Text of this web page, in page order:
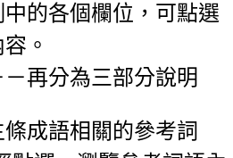
的各個欄位，可點選
。
再分為三部分說明
成語相關的參考詞